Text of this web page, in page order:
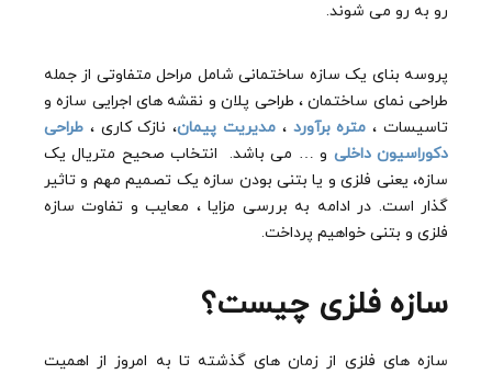
رو به رو می شوند.
پروسه بنای یک سازه ساختمانی شامل مراحل متفاوتی از جمله
طراحی نمای ساختمان ، طراحی پلان و نقشه های اجرایی سازه و
تاسیسات ، متره برآورد ، مدیریت پیمان، نازک کاری ، طراحی
دکوراسیون داخلی و … می باشد. انتخاب صحیح متریال یک
سازه، یعنی فلزی و یا بتنی بودن سازه یک تصمیم مهم و تاثیر
گذار است. در ادامه به بررسی مزایا ، معایب و تفاوت سازه
فلزی و بتنی خواهیم پرداخت.
سازه فلزی چیست؟
سازه های فلزی از زمان های گذشته تا به امروز از اهمیت